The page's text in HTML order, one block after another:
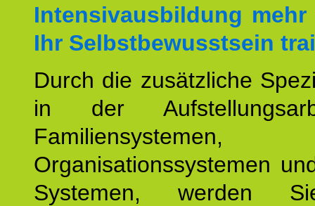
Intensivausbildung
Ihr Selbstbewusstsein
Durch die zusätzliche
in der
Familiensystemen,
Organisationssystemen
Systemen, werden